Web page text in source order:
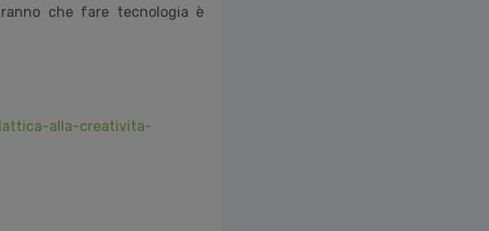
che fare tecnologia è
alla-creativita-